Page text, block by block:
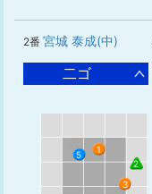
2番 宮城 泰成(中)
二ゴ
1
2
3
5